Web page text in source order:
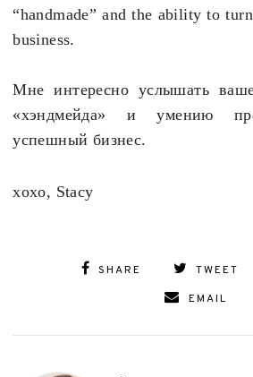
“handmade” and the ability to
business.
Мне интересно услышать
«хэндмейда» и умению
успешный бизнес.
xoxo, Stacy
SHARE TWEET
EMAIL